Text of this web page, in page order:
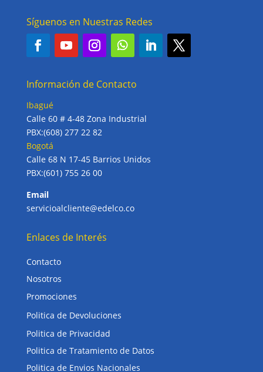
Síguenos en Nuestras Redes
Información de Contacto
Ibagué
Calle 60 # 4-48 Zona Industrial
PBX:(608) 277 22 82
Bogotá
Calle 68 N 17-45 Barrios Unidos
PBX:(601) 755 26 00
Email
servicioalcliente@edelco.co
Enlaces de Interés
Contacto
Nosotros
Promociones
Politica de Devoluciones
Politica de Privacidad
Politica de Tratamiento de Datos
Politica de Envios Nacionales